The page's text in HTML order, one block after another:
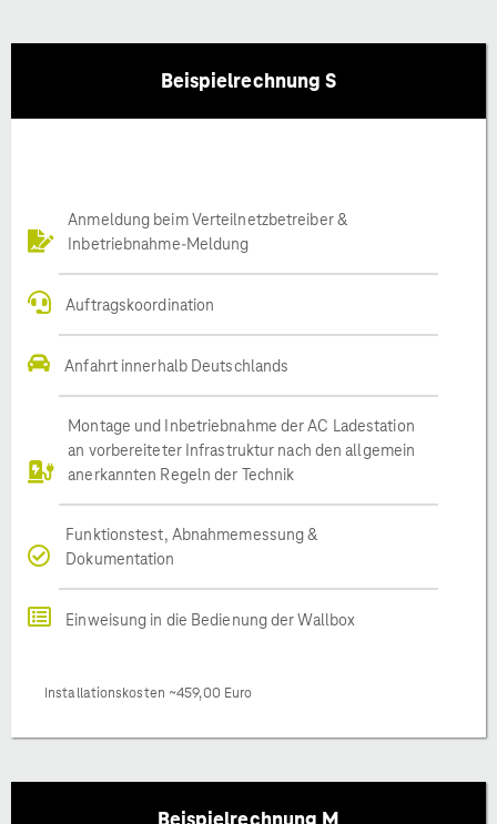
Beispielrechnung S
Anmeldung beim Verteilnetzbetreiber &
Inbetriebnahme-Meldung
Auftragskoordination
Anfahrt innerhalb Deutschlands
Montage und Inbetriebnahme der AC Ladestation
an vorbereiteter Infrastruktur nach den allgemein
anerkannten Regeln der Technik
Funktionstest, Abnahmemessung &
Dokumentation
Einweisung in die Bedienung der Wallbox
Installationskosten ~459,00 Euro